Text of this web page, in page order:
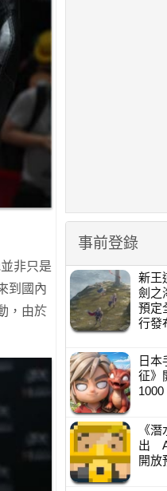
非只是
到國內
，由於
事前登錄
新王
劍之
預定
行發
日本
征》
《
出
開放